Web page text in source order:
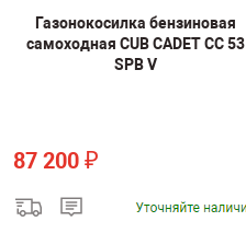
Газонокосилка бензиновая
самоходная CUB CADET CC 53
SPB V
87 200₽